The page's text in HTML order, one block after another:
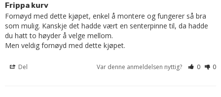
Frippa kurv
Fornøyd med dette kjøpet, enkel å montere og fungerer så bra
som mulig. Kanskje det hadde vært en senterpinne til, da hadde
du hatt to høyder å velge mellom.
Men veldig fornøyd med dette kjøpet.
Del Var denne anmeldelsen nyttig? 0 0